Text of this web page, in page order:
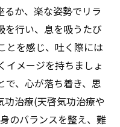
るか、楽な姿勢でリラ
を行い、息を吸うたび
とを感じ、吐く際には
イメージを持ちましょ
で、心が落ち着き、思
功治療(天啓気功治療や
のバランスを整え、難